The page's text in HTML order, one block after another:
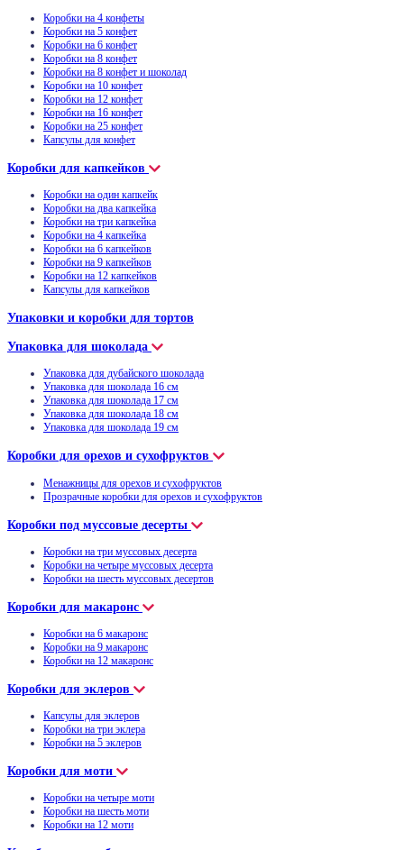
Коробки на 4 конфеты
Коробки на 5 конфет
Коробки на 6 конфет
Коробки на 8 конфет
Коробки на 8 конфет и шоколад
Коробки на 10 конфет
Коробки на 12 конфет
Коробки на 16 конфет
Коробки на 25 конфет
Капсулы для конфет
Коробки для капкейков
Коробки на один капкейк
Коробки на два капкейка
Коробки на три капкейка
Коробки на 4 капкейка
Коробки на 6 капкейков
Коробки на 9 капкейков
Коробки на 12 капкейков
Капсулы для капкейков
Упаковки и коробки для тортов
Упаковка для шоколада
Упаковка для дубайского шоколада
Упаковка для шоколада 16 см
Упаковка для шоколада 17 см
Упаковка для шоколада 18 см
Упаковка для шоколада 19 см
Коробки для орехов и сухофруктов
Менажницы для орехов и сухофруктов
Прозрачные коробки для орехов и сухофруктов
Коробки под муссовые десерты
Коробки на три муссовых десерта
Коробки на четыре муссовых десерта
Коробки на шесть муссовых десертов
Коробки для макаронс
Коробки на 6 макаронс
Коробки на 9 макаронс
Коробки на 12 макаронс
Коробки для эклеров
Капсулы для эклеров
Коробки на три эклера
Коробки на 5 эклеров
Коробки для моти
Коробки на четыре моти
Коробки на шесть моти
Коробки на 12 моти